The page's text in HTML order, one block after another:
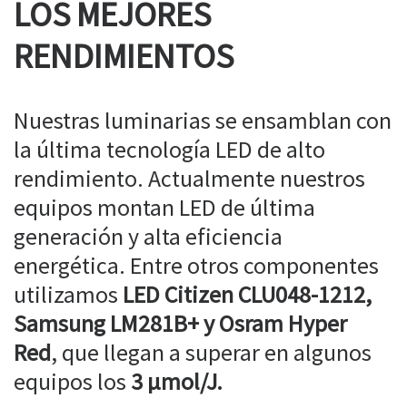
LOS MEJORES
RENDIMIENTOS
Nuestras luminarias se ensamblan con
la última tecnología LED de alto
rendimiento. Actualmente nuestros
equipos montan LED de última
generación y alta eficiencia
energética. Entre otros componentes
utilizamos LED Citizen CLU048-1212,
Samsung LM281B+ y Osram Hyper
Red, que llegan a superar en algunos
equipos los 3 µmol/J.